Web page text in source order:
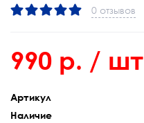
0 отзывов
990 р. / шт
Артикул
Наличие